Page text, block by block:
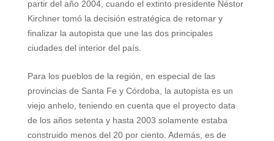
partir del año 2004, cuando el extinto presidente Néstor
Kirchner tomó la decisión estratégica de retomar y
finalizar la autopista que une las dos principales
ciudades del interior del país.
Para los pueblos de la región, en especial de las
provincias de Santa Fe y Córdoba, la autopista es un
viejo anhelo, teniendo en cuenta que el proyecto data
de los años setenta y hasta 2003 solamente estaba
construido menos del 20 por ciento. Además, es de